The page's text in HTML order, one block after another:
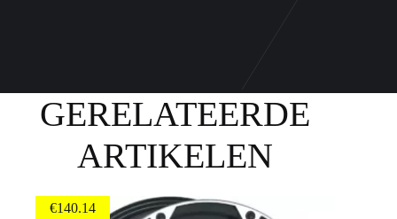
GERELATEERDE
ARTIKELEN
€140.14